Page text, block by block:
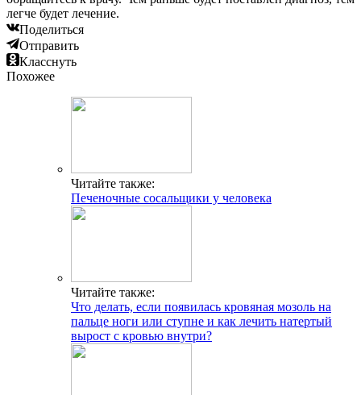
легче будет лечение.
Поделиться
Отправить
Класснуть
Похожее
Читайте также:
Печеночные сосальщики у человека
Читайте также:
Что делать, если появилась кровяная мозоль на
пальце ноги или ступне и как лечить натертый
вырост с кровью внутри?